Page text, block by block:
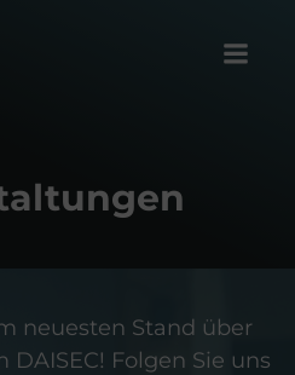
neuesten Stand über
DAISEC! Folgen Sie uns